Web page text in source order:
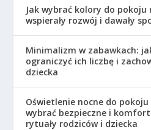
Jak wybrać kolory do pokoju
wspierały rozwój i dawały
Minimalizm w zabawkach:
ograniczyć ich liczbę i
dziecka
Oświetlenie nocne do
wybrać bezpieczne i
rytuały rodziców i dziecka